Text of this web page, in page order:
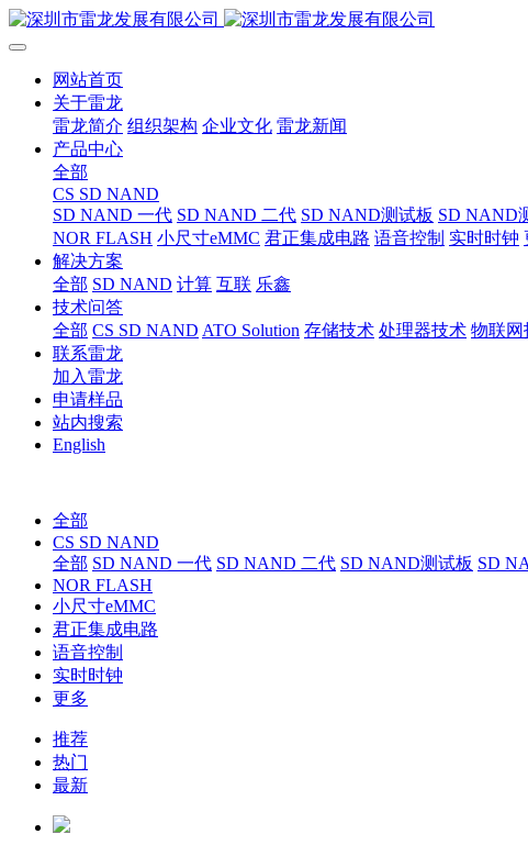
网站首页
关于雷龙
雷龙简介 组织架构 企业文化 雷龙新闻
产品中心
全部
CS SD NAND
SD NAND 一代 SD NAND 二代 SD NAND测试板 SD NAND
NOR FLASH 小尺寸eMMC 君正集成电路 语音控制 实时时钟
解决方案
全部 SD NAND 计算 互联 乐鑫
技术问答
全部 CS SD NAND ATO Solution 存储技术 处理器技术 物联网
联系雷龙
加入雷龙
申请样品
站内搜索
English
全部
CS SD NAND
全部 SD NAND 一代 SD NAND 二代 SD NAND测试板 SD
NOR FLASH
小尺寸eMMC
君正集成电路
语音控制
实时时钟
更多
推荐
热门
最新